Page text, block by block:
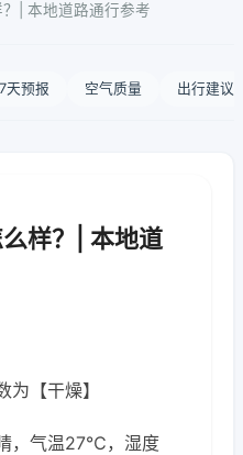
| 本地道路通行参考
7天预报 空气质量 出行建议
样？| 本地道
为【干燥】
，气温27℃，湿度